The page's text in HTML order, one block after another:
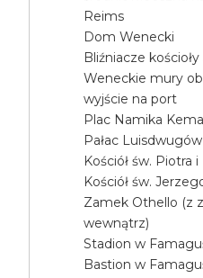
Reims
Dom Wenecki
Bliźniacze
Weneckie mury
wyjście na port
Plac Namika
Pałac
Kościół św. Piotra i
Kościół św.
Zamek Othello (z
wewnątrz)
Stadion w
Bastion w